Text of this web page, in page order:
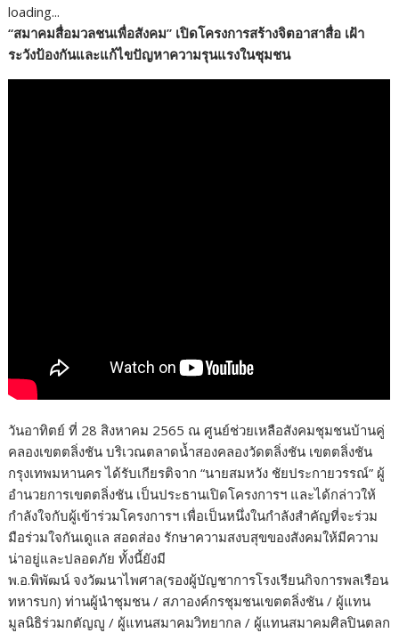
e
b
o
itt
er
k
e
dI
e p
y
Li
ar
e
loading...
“สมาคมสื่อมวลชนเพื่อสังคม” เปิดโครงการสร้างจิตอาสาสื่อ เฝ้า
ระวังป้องกันและแก้ไขปัญหาความรุนแรงในชุมชน
วันอาทิตย์ ที่ 28 สิงหาคม 2565 ณ ศูนย์ช่วยเหลือสังคมชุมชนบ้านคู่
คลองเขตตลิ่งชัน บริเวณตลาดน้ำสองคลองวัดตลิ่งชัน เขตตลิ่งชัน
กรุงเทพมหานคร ได้รับเกียรติจาก “นายสมหวัง ชัยประกายวรรณ์” ผู้
อำนวยการเขตตลิ่งชัน เป็นประธานเปิดโครงการฯ และได้กล่าวให้
กำลังใจกับผู้เข้าร่วมโครงการฯ เพื่อเป็นหนึ่งในกำลังสำคัญที่จะร่วม
มือร่วมใจกันเดูแล สอดส่อง รักษาความสงบสุขของสังคมให้มีความ
น่าอยู่และปลอดภัย ทั้งนี้ยังมี
พ.อ.พิพัฒน์ จงวัฒนาไพศาล(รองผู้บัญชาการโรงเรียนกิจการพลเรือน
ทหารบก) ท่านผู้นำชุมชน / สภาองค์กรชุมชนเขตตลิ่งชัน / ผู้แทน
มูลนิธิร่วมกตัญญู / ผู้แทนสมาคมวิทยากล / ผู้แทนสมาคมศิลปินตลก